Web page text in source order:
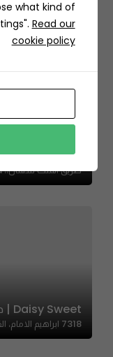
Saudi Arabia
Drip Coffee – القهوة المقطرة
طريق الملك سلمان،، Al Malqa, Riyadh 13524, Saudi Arabia
Daisy Sweet | ديزي سويت
7318 ابراهيم الامام، الفيحاء، الرياض 14254 4173، السعودية
what kind of
Read our
cookie policy